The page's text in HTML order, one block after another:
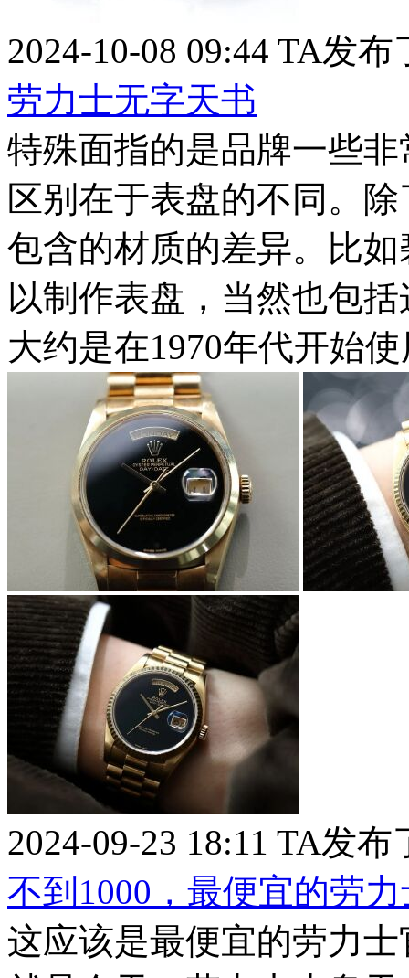
2024-10-08 09:44 TA发布
劳力士无字天书
特殊面指的是品牌一些
区别在于表盘的不同。
包含的材质的差异。比
以制作表盘，当然也包
大约是在1970年代开始
2024-09-23 18:11 TA发布
不到1000，最便宜的劳
这应该是最便宜的劳力